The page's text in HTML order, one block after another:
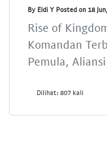
By Eldi Y Posted on 18
Rise of
Komandan
Pemula,
Dilihat: 807 kali